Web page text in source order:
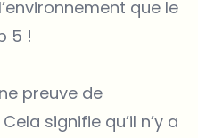
que le
5 !
preuve de
signifie qu’il n’y a